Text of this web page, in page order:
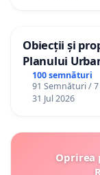
Obiecții și
Planului
100 semnături
91 Semnături / 7
31 Jul 2026
Oprirea